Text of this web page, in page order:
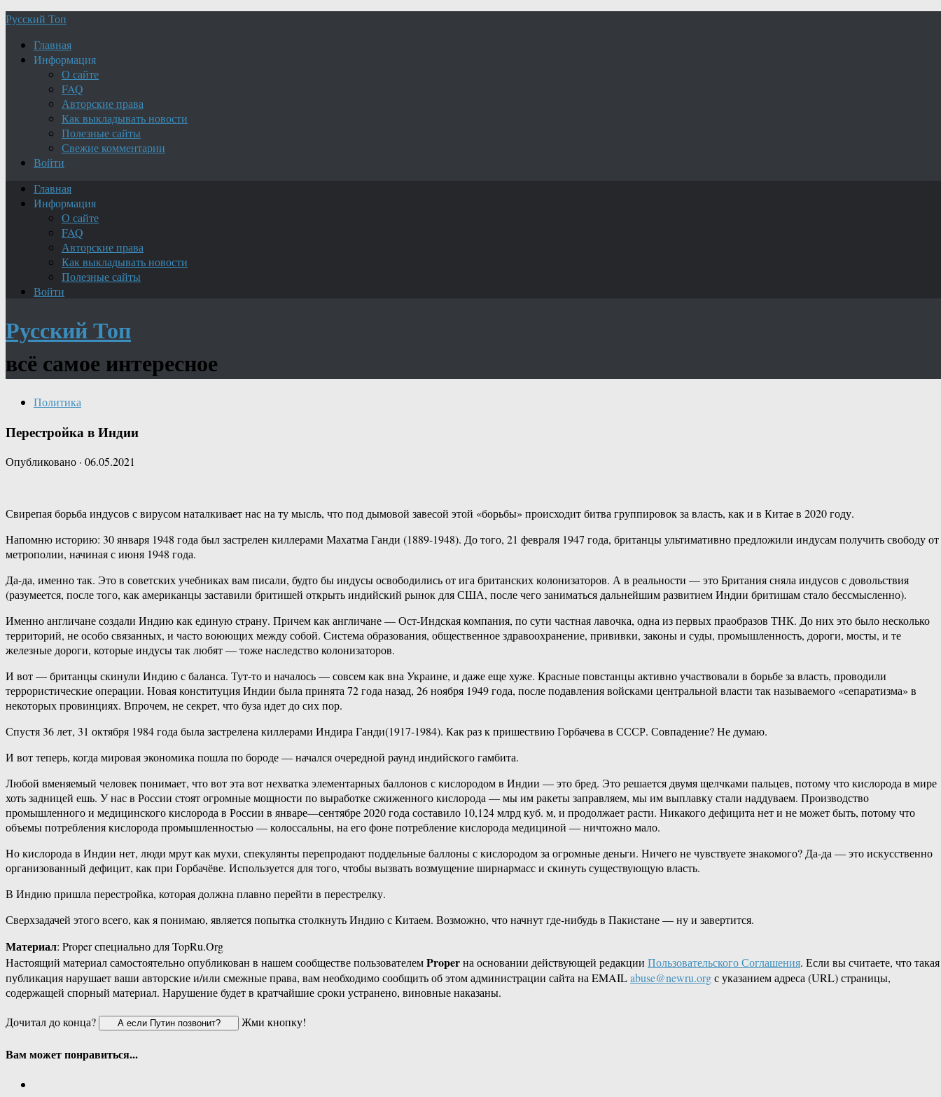
Русский Топ
Главная
Информация
О сайте
FAQ
Авторские права
Как выкладывать новости
Полезные сайты
Свежие комментарии
Войти
Главная
Информация
О сайте
FAQ
Авторские права
Как выкладывать новости
Полезные сайты
Войти
Русский Топ
всё самое интересное
Политика
Перестройка в Индии
Опубликовано · 06.05.2021
Свирепая борьба индусов с вирусом наталкивает нас на ту мысль, что под дымовой завесой этой «борьбы» происходит битва группировок за власть, как и в Китае в 2020 году.
Напомню историю: 30 января 1948 года был застрелен киллерами Махатма Ганди (1889-1948). До того, 21 февраля 1947 года, британцы ультимативно предложили индусам получить свободу от
метрополии, начиная с июня 1948 года.
Да-да, именно так. Это в советских учебниках вам писали, будто бы индусы освободились от ига британских колонизаторов. А в реальности — это Британия сняла индусов с довольствия
(разумеется, после того, как американцы заставили бритишей открыть индийский рынок для США, после чего заниматься дальнейшим развитием Индии бритишам стало бессмысленно).
Именно англичане создали Индию как единую страну. Причем как англичане — Ост-Индская компания, по сути частная лавочка, одна из первых праобразов ТНК. До них это было несколько
территорий, не особо связанных, и часто воюющих между собой. Система образования, общественное здравоохранение, прививки, законы и суды, промышленность, дороги, мосты, и те
железные дороги, которые индусы так любят — тоже наследство колонизаторов.
И вот — британцы скинули Индию с баланса. Тут-то и началось — совсем как вна Украине, и даже еще хуже. Красные повстанцы активно участвовали в борьбе за власть, проводили
террористические операции. Новая конституция Индии была принята 72 года назад, 26 ноября 1949 года, после подавления войсками центральной власти так называемого «сепаратизма» в
некоторых провинциях. Впрочем, не секрет, что буза идет до сих пор.
Спустя 36 лет, 31 октября 1984 года была застрелена киллерами Индира Ганди(1917-1984). Как раз к пришествию Горбачева в СССР. Совпадение? Не думаю.
И вот теперь, когда мировая экономика пошла по бороде — начался очередной раунд индийского гамбита.
Любой вменяемый человек понимает, что вот эта вот нехватка элементарных баллонов с кислородом в Индии — это бред. Это решается двумя щелчками пальцев, потому что кислорода в мире
хоть задницей ешь. У нас в России стоят огромные мощности по выработке сжиженного кислорода — мы им ракеты заправляем, мы им выплавку стали наддуваем. Производство
промышленного и медицинского кислорода в России в январе—сентябре 2020 года составило 10,124 млрд куб. м, и продолжает расти. Никакого дефицита нет и не может быть, потому что
объемы потребления кислорода промышленностью — колоссальны, на его фоне потребление кислорода медициной — ничтожно мало.
Но кислорода в Индии нет, люди мрут как мухи, спекулянты перепродают поддельные баллоны с кислородом за огромные деньги. Ничего не чувствуете знакомого? Да-да — это искусственно
организованный дефицит, как при Горбачёве. Используется для того, чтобы вызвать возмущение ширнармасс и скинуть существующую власть.
В Индию пришла перестройка, которая должна плавно перейти в перестрелку.
Сверхзадачей этого всего, как я понимаю, является попытка столкнуть Индию с Китаем. Возможно, что начнут где-нибудь в Пакистане — ну и завертится.
Материал: Proper специально для TopRu.Org
Настоящий материал самостоятельно опубликован в нашем сообществе пользователемProperна основании действующей редакции Пользовательского Соглашения. Если вы считаете, что такая
публикация нарушает ваши авторские и/или смежные права, вам необходимо сообщить об этом администрации сайта на EMAILabuse@newru.orgс указанием адреса (URL) страницы,
содержащей спорный материал. Нарушение будет в кратчайшие сроки устранено, виновные наказаны.
Дочитал до конца?
Жми кнопку!
Вам может понравиться...